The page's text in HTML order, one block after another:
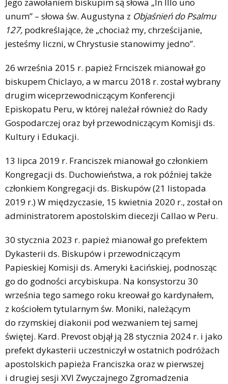
unum” – słowa św. Augustyna z Objaśnień do Psalmu
127, podkreślające, że „chociaż my, chrześcijanie,
jesteśmy liczni, w Chrystusie stanowimy jedno”.
26 września 2015 r. papież Frnciszek mianował go
biskupem Chiclayo, a w marcu 2018 r. został wybrany
drugim wiceprzewodniczącym Konferencji
Episkopatu Peru, w której należał również do Rady
Gospodarczej oraz był przewodniczącym Komisji ds.
Kultury i Edukacji.
13 lipca 2019 r. Franciszek mianował go członkiem
Kongregacji ds. Duchowieństwa, a rok później także
członkiem Kongregacji ds. Biskupów (21 listopada
2019 r.) W międzyczasie, 15 kwietnia 2020 r., został on
administratorem apostolskim diecezji Callao w Peru.
30 stycznia 2023 r. papież mianował go prefektem
Dykasterii ds. Biskupów i przewodniczącym
Papieskiej Komisji ds. Ameryki Łacińskiej, podnosząc
go do godności arcybiskupa. Na konsystorzu 30
września tego samego roku kreował go kardynałem,
z kościołem tytularnym św. Moniki, należącym
do rzymskiej diakonii pod wezwaniem tej samej
świętej. Kard. Prevost objął ją 28 stycznia 2024 r. i jako
prefekt dykasterii uczestniczył w ostatnich podróżach
apostolskich papieża Franciszka oraz w pierwszej
i drugiej sesji XVI Zwyczajnego Zgromadzenia